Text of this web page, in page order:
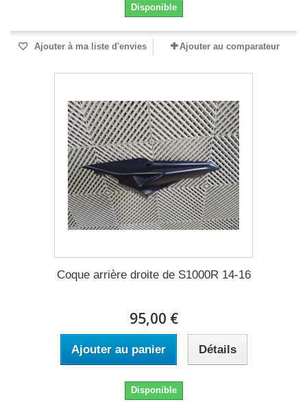
Disponible
Ajouter à ma liste d'envies Ajouter au comparateur
Coque arrière droite de S1000R 14-16
95,00 €
Ajouter au panier Détails
Disponible